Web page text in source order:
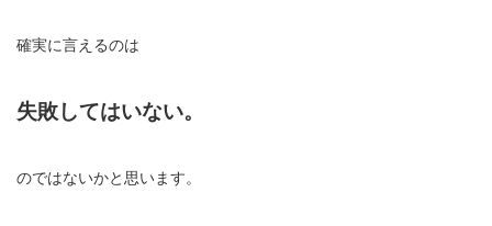
確実に言えるのは
失敗してはいない。
のではないかと思います。